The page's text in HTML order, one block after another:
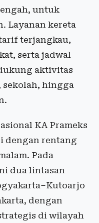
untuk
Layanan kereta
terjangkau,
serta jadwal
aktivitas
sekolah, hingga
KA Prameks
dengan rentang
Pada
dua lintasan
dengan
di wilayah